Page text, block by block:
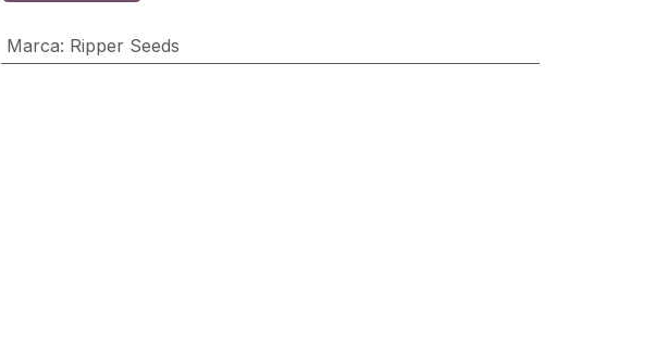
Marca: Ripper Seeds